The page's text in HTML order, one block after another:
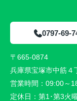
0797-69-
〒665-0874
兵庫県宝塚市中筋４
営業時間： 09:00～
定休日： 第1･第3火